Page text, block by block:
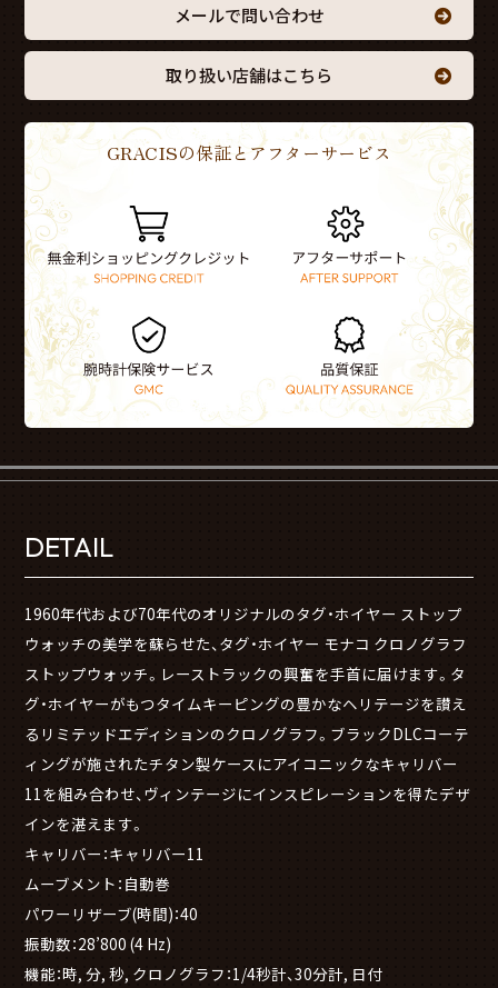
メールで問い合わせ
取り扱い店舗はこちら
GRACISの保証とアフターサービス
DETAIL
1960年代および70年代のオリジナルのタグ・ホイヤー ストップ
ウォッチの美学を蘇らせた、タグ・ホイヤー モナコ クロノグラフ
ストップウォッチ。レーストラックの興奮を手首に届けます。タ
グ・ホイヤーがもつタイムキーピングの豊かなヘリテージを讃え
るリミテッドエディションのクロノグラフ。ブラックDLCコーテ
ィングが施されたチタン製ケースにアイコニックなキャリバー
11を組み合わせ、ヴィンテージにインスピレーションを得たデザ
インを湛えます。
キャリバー：キャリバー11
ムーブメント：自動巻
パワーリザーブ(時間)：40
振動数：28’800 (4 Hz)
機能：時, 分, 秒, クロノグラフ：1/4秒計、30分計, 日付